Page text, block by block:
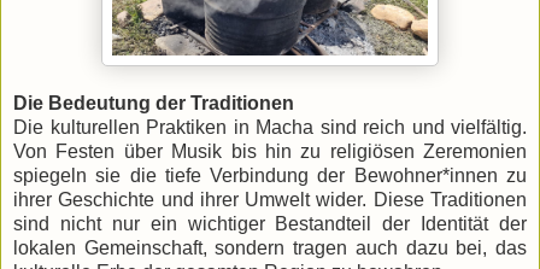
Die Bedeutung der Traditionen
Die kulturellen Praktiken in Macha sind reich und vielfältig.
Von Festen über Musik bis hin zu religiösen Zeremonien
spiegeln sie die tiefe Verbindung der Bewohner*innen zu
ihrer Geschichte und ihrer Umwelt wider. Diese Traditionen
sind nicht nur ein wichtiger Bestandteil der Identität der
lokalen Gemeinschaft, sondern tragen auch dazu bei, das